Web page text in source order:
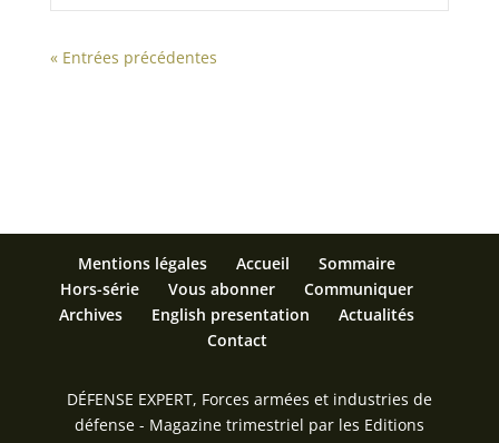
« Entrées précédentes
Mentions légales Accueil
Sommaire
Hors-série
Vous abonner
Communiquer
Archives
English presentation
Actualités
Contact
DÉFENSE EXPERT, Forces armées et industries de
défense - Magazine trimestriel par les Editions